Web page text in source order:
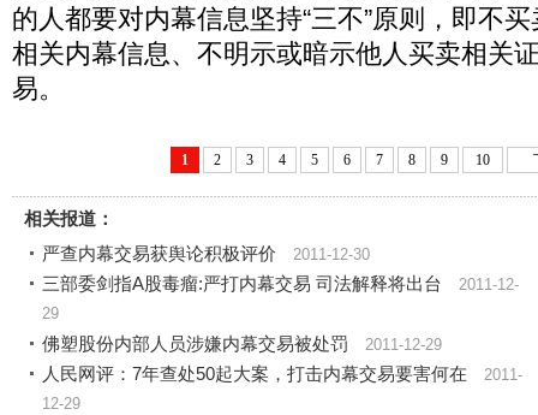
的人都要对内幕信息坚持“三不”原则，即不
相关内幕信息、不明示或暗示他人买卖相关
易。
1 2 3 4 5 6 7 8 9 10
相关报道：
严查内幕交易获舆论积极评价
2011-12-30
三部委剑指A股毒瘤:严打内幕交易 司法解释将出台 2011-12-
29
佛塑股份内部人员涉嫌内幕交易被处罚
2011-12-29
人民网评：7年查处50起大案，打击内幕交易要害何在 2011-
12-29